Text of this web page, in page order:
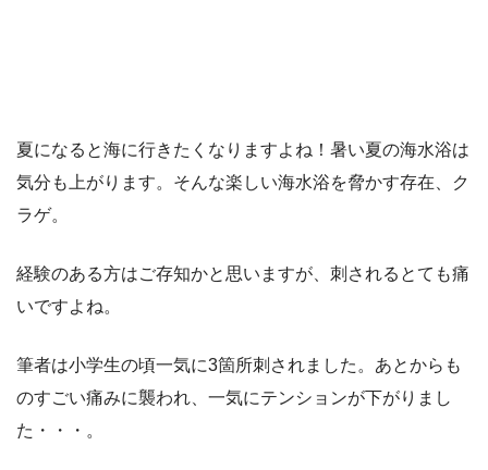
夏になると海に行きたくなりますよね！暑い夏の海水浴は
気分も上がります。そんな楽しい海水浴を脅かす存在、ク
ラゲ。
経験のある方はご存知かと思いますが、刺されるとても痛
いですよね。
筆者は小学生の頃一気に3箇所刺されました。あとからも
のすごい痛みに襲われ、一気にテンションが下がりまし
た・・・。